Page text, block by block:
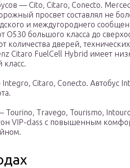
— Cito, Citaro, Conecto.
просвет составлял не
и междугороднего
O530 большого класса до
количества дверей,
Citaro FuelCell Hybrid имеет
класс.
Citaro, Conecto. Автобус
Tourino, Travego, Tourismo,
VIP-class с повышенным